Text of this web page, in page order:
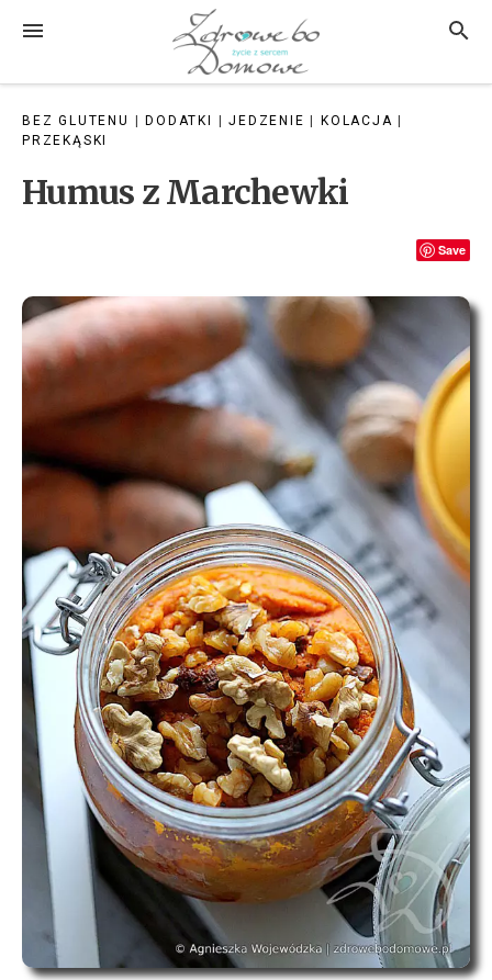
MENU
BEZ GLUTENU DODATKI |JEDZENIE KOLACJA
PRZEKĄSKI
Humus z Marchewki
Save